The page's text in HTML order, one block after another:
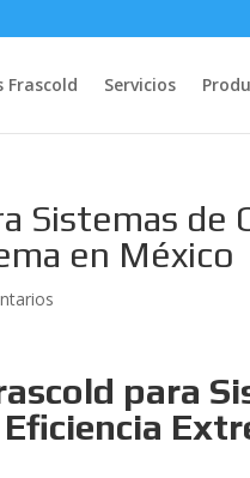
Frascold Servicios
Sistemas de
en México
para